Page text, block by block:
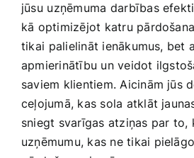
Smaržas, kosmētika
Sports, tūrisms un atpūta
TV un Sadzīves tehnika
jūsu⁤ uzņēmuma ⁣darbības
‌kā optimizējot katru
tikai⁤ palielināt ienākumus, bet
apmierinātību un veidot
saviem klientiem. Aicinām jūs
ceļojumā, kas sola atklāt
sniegt svarīgas atziņas par ‍to,
uzņēmumu, kas ne tikai